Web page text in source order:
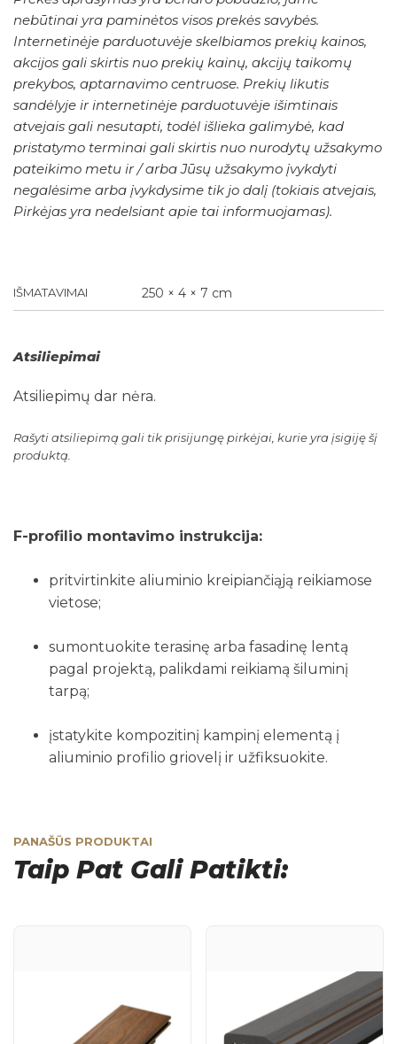
nebūtinai yra paminėtos visos prekės savybės.
Internetinėje parduotuvėje skelbiamos prekių kainos,
akcijos gali skirtis nuo prekių kainų, akcijų taikomų
prekybos, aptarnavimo centruose. Prekių likutis
sandėlyje ir internetinėje parduotuvėje išimtinais
atvejais gali nesutapti, todėl išlieka galimybė, kad
pristatymo terminai gali skirtis nuo nurodytų užsakymo
pateikimo metu ir / arba Jūsų užsakymo įvykdyti
negalėsime arba įvykdysime tik jo dalį (tokiais atvejais,
Pirkėjas yra nedelsiant apie tai informuojamas).
IŠMATAVIMAI 250 × 4 × 7 cm
Atsiliepimai
Atsiliepimų dar nėra.
Rašyti atsiliepimą gali tik prisijungę pirkėjai, kurie yra įsigiję šį
produktą.
F-profilio montavimo instrukcija:
pritvirtinkite aliuminio kreipiančiąją reikiamose
vietose;
sumontuokite terasinę arba fasadinę lentą
pagal projektą, palikdami reikiamą šiluminį
tarpą;
įstatykite kompozitinį kampinį elementą į
aliuminio profilio griovelį ir užfiksuokite.
PANAŠŪS PRODUKTAI
Taip Pat Gali Patikti: